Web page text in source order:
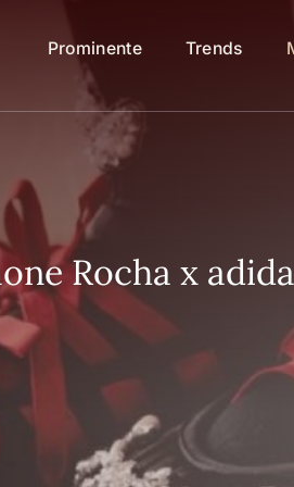
Prominente Trends
Rocha x